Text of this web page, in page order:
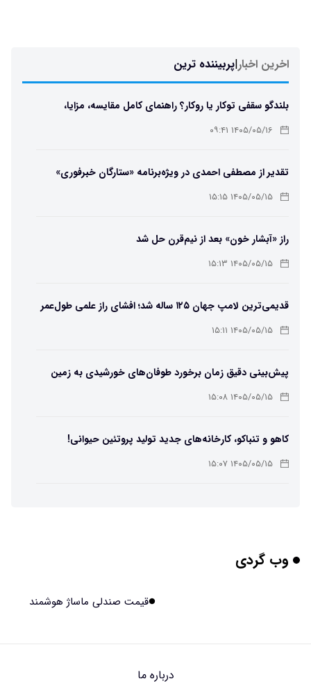
اخرین اخبار|پربیننده ترین
بلندگو سقفی توکار یا روکار؟ راهنمای کامل مقایسه، مزایا،
معایب و انتخاب بهترین مدل
۱۴۰۵/۰۵/۱۶ ۰۹:۴۱
تقدیر از مصطفی احمدی در ویژه‌برنامه «ستارگان خبرفوری»
۱۴۰۵/۰۵/۱۵ ۱۵:۱۵
راز «آبشار خون» بعد از نیم‌قرن حل شد
۱۴۰۵/۰۵/۱۵ ۱۵:۱۳
قدیمی‌ترین لامپ جهان ۱۲۵ ساله شد؛ افشای راز علمی طول‌عمر
لامپ سنتنیال
۱۴۰۵/۰۵/۱۵ ۱۵:۱۱
پیش‌بینی دقیق زمان برخورد طوفان‌های خورشیدی به زمین
ممکن شد
۱۴۰۵/۰۵/۱۵ ۱۵:۰۸
کاهو و تنباکو، کارخانه‌های جدید تولید پروتئین حیوانی!
۱۴۰۵/۰۵/۱۵ ۱۵:۰۷
چرا افراد مضطرب دنیا را متفاوت می بینند؟
وب گردی
قیمت صندلی ماساژ هوشمند
درباره ما